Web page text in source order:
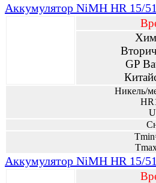
Аккумулятор NiMH HR 15/
GP
Никель/
Аккумулятор NiMH HR 15/